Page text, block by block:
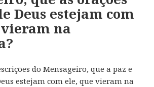
Deus estejam com
na
do Mensageiro, que a paz e
estejam com ele, que vieram na